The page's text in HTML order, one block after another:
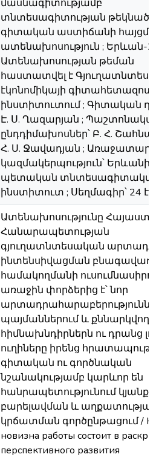
մասնագիտությամբ
տնտեսագիտության
գիտական աստիճանի
ատենախոսություն ; Երևան-
Ատենախոսության թեման
հաստատվել է
էկոնոմիկայի
ինստիտուտում ; Գիտական
Է. Ս. Ղազարյան ;
ընդդիմախոսներ՝ Բ. Հ.
Հ. Ս. Ջավադյան ; Առաջատար
կազմակերպություն՝ Երևանի
պետական
ինստիտուտ ; Սեղմագիր՝ 24
Ատենախոսությունը
Հանարապետության
գյուղատնտեսական
ինտենսիվացման
համակողմանի
առաջին փորձերից է՝ նոր
պայմաններում և քննարկվող
հիմնախնդիրներն ու դրանց
ուղիները իրենց
գիտական ու գործնական
նշանակությամբ կարևոր են
հանրապետությունում կյանքի
բարելավման և
կրճատման գործընթացում /
новизна работы состоит в
перспективного развития